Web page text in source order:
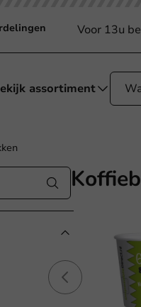
Voor 13u
assortiment